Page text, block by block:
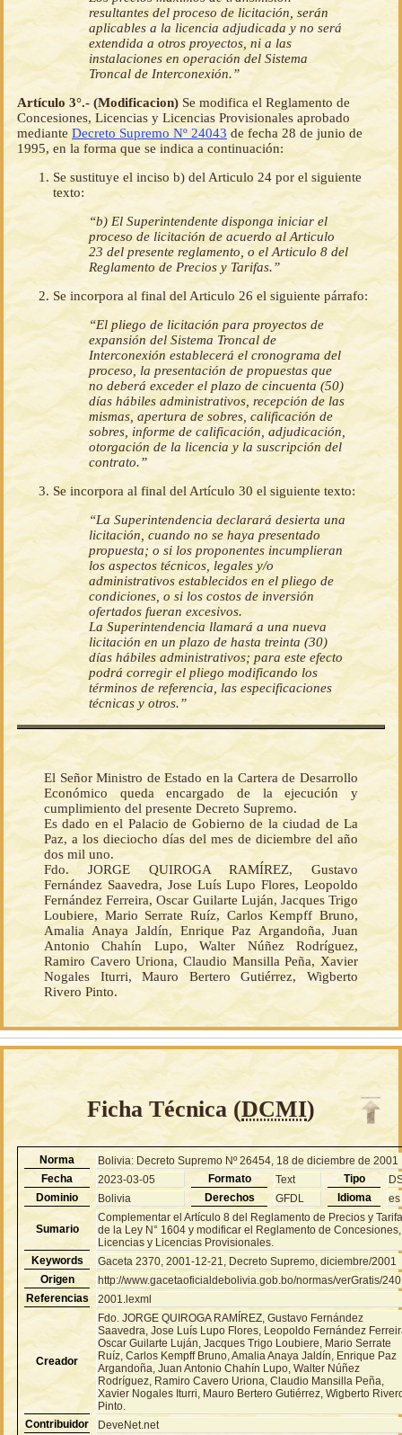
resultantes del proceso de licitación, serán
aplicables a la licencia adjudicada y no será
extendida a otros proyectos, ni a las
instalaciones en operación del Sistema
Troncal de Interconexión.”
Artículo 3°.- (Modificacion) Se modifica el Reglamento de
Concesiones, Licencias y Licencias Provisionales aprobado
mediante Decreto Supremo Nº 24043 de fecha 28 de junio de
1995, en la forma que se indica a continuación:
Se sustituye el inciso b) del Articulo 24 por el siguiente
texto:
“b) El Superintendente disponga iniciar el
proceso de licitación de acuerdo al Articulo
23 del presente reglamento, o el Articulo 8 del
Reglamento de Precios y Tarifas.”
Se incorpora al final del Articulo 26 el siguiente párrafo:
“El pliego de licitación para proyectos de
expansión del Sistema Troncal de
Interconexión establecerá el cronograma del
proceso, la presentación de propuestas que
no deberá exceder el plazo de cincuenta (50)
días hábiles administrativos, recepción de las
mismas, apertura de sobres, calificación de
sobres, informe de calificación, adjudicación,
otorgación de la licencia y la suscripción del
contrato.”
Se incorpora al final del Artículo 30 el siguiente texto:
“La Superintendencia declarará desierta una
licitación, cuando no se haya presentado
propuesta; o si los proponentes incumplieran
los aspectos técnicos, legales y/o
administrativos establecidos en el pliego de
condiciones, o si los costos de inversión
ofertados fueran excesivos.
La Superintendencia llamará a una nueva
licitación en un plazo de hasta treinta (30)
días hábiles administrativos; para este efecto
podrá corregir el pliego modificando los
términos de referencia, las especificaciones
técnicas y otros.”
El Señor Ministro de Estado en la Cartera de Desarrollo
Económico queda encargado de la ejecución y
cumplimiento del presente Decreto Supremo.
Es dado en el Palacio de Gobierno de la ciudad de La
Paz, a los dieciocho días del mes de diciembre del año
dos mil uno.
Fdo. JORGE QUIROGA RAMÍREZ, Gustavo
Fernández Saavedra, Jose Luís Lupo Flores, Leopoldo
Fernández Ferreira, Oscar Guilarte Luján, Jacques Trigo
Loubiere, Mario Serrate Ruíz, Carlos Kempff Bruno,
Amalia Anaya Jaldín, Enrique Paz Argandoña, Juan
Antonio Chahín Lupo, Walter Núñez Rodríguez,
Ramiro Cavero Uriona, Claudio Mansilla Peña, Xavier
Nogales Iturri, Mauro Bertero Gutiérrez, Wigberto
Rivero Pinto.
Ficha Técnica (DCMI)
Norma
Bolivia: Decreto Supremo Nº 26454, 18 de diciembre de 2001
Fecha
2023-03-05 Formato Text Tipo
Dominio
Bolivia Derechos GFDL Idioma es
Sumario
Complementar el Artículo 8 del Reglamento de Precios y
de la Ley N° 1604 y modificar el Reglamento de Concesiones,
Licencias y Licencias Provisionales.
Keywords
Gaceta 2370, 2001-12-21, Decreto Supremo, diciembre/2001
Origen
http://www.gacetaoficialdebolivia.gob.bo/normas/verGratis/
Referencias
2001.lexml
Creador
Fdo. JORGE QUIROGA RAMÍREZ, Gustavo Fernández
Saavedra, Jose Luís Lupo Flores, Leopoldo Fernández
Oscar Guilarte Luján, Jacques Trigo Loubiere, Mario Serrate
Ruíz, Carlos Kempff Bruno, Amalia Anaya Jaldín, Enrique Paz
Argandoña, Juan Antonio Chahín Lupo, Walter Núñez
Rodríguez, Ramiro Cavero Uriona, Claudio Mansilla Peña,
Xavier Nogales Iturri, Mauro Bertero Gutiérrez, Wigberto
Pinto.
Contribuidor
DeveNet.net